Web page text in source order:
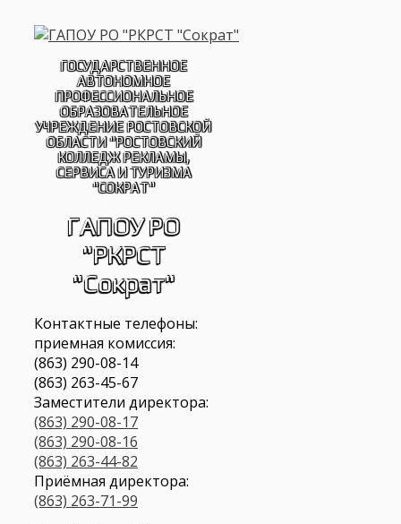
содержимому
ГОСУДАРСТВЕННОЕ
АВТОНОМНОЕ
ПРОФЕССИОНАЛЬНОЕ
ОБРАЗОВАТЕЛЬНОЕ
УЧРЕЖДЕНИЕ РОСТОВСКОЙ
ОБЛАСТИ "РОСТОВСКИЙ
КОЛЛЕДЖ РЕКЛАМЫ,
СЕРВИСА И ТУРИЗМА
"СОКРАТ"
ГАПОУ РО
"РКРСТ
"Сократ"
Контактные телефоны:
приемная комиссия:
(863) 290-08-14
(863) 263-45-67
Заместители директора:
(863) 290-08-17
(863) 290-08-16
(863) 263-44-82
Приёмная директора:
(863) 263-71-99